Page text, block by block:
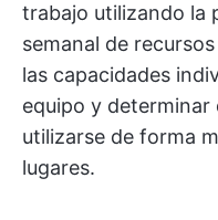
trabajo utilizando la
semanal de
las capacidades
equipo y determinar
utilizarse de forma
lugares.